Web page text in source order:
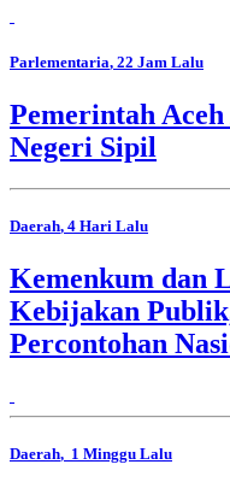
Parlementaria, 22 Jam Lalu
Pemerintah
Negeri Sipil
Daerah, 4 Hari Lalu
Kemenkum dan
Kebijakan
Percontohan
Daerah, 1 Minggu Lalu